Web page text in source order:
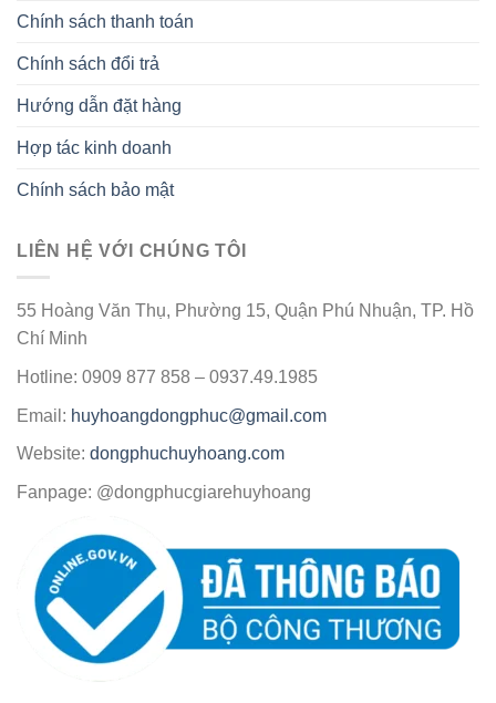
Chính sách thanh toán
Chính sách đổi trả
Hướng dẫn đặt hàng
Hợp tác kinh doanh
Chính sách bảo mật
LIÊN HỆ VỚI CHÚNG TÔI
55 Hoàng Văn Thụ, Phường 15, Quận Phú Nhuận, TP. Hồ
Chí Minh
Hotline: 0909 877 858 – 0937.49.1985
Email: huyhoangdongphuc@gmail.com
Website: dongphuchuyhoang.com
Fanpage: @dongphucgiarehuyhoang